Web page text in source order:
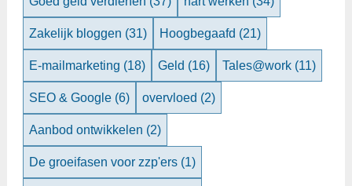
Zakelijk bloggen (31) Hoogbegaafd (21)
E-mailmarketing (18) Geld (16) Tales@work (11)
SEO & Google (6) overvloed (2)
Aanbod ontwikkelen (2)
De groeifasen voor zzp'ers (1)